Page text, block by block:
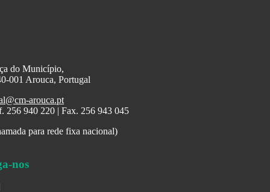
do Município,
001 Arouca, Portugal
arouca.pt
256 940 220 | Fax. 256 943 045
para rede fixa nacional)
nos